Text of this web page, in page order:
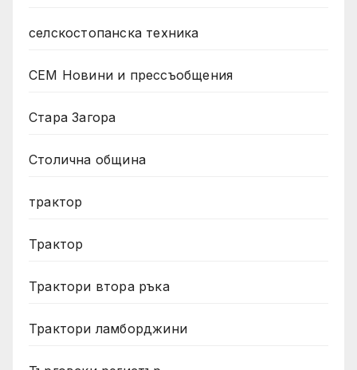
селскостопанска техника
СЕМ Новини и прессъобщения
Стара Загора
Столична община
трактор
Трактор
Трактори втора ръка
Трактори ламборджини